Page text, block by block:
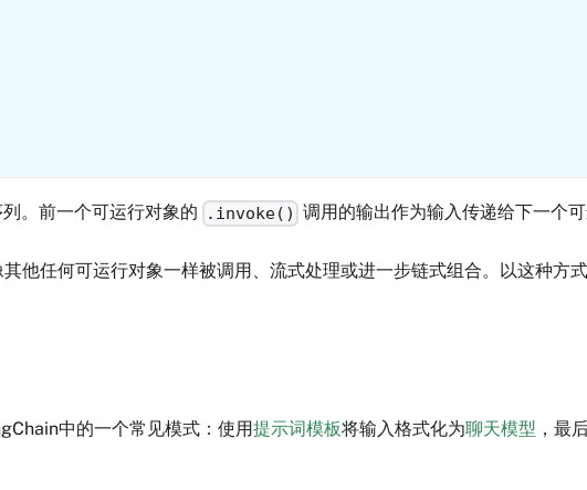
。前一个可运行对象的 .invoke() 调用的输出作为输入传递给下一个
他任何可运行对象一样被调用、流式处理或进一步链式组合。以这种
中的一个常见模式：使用提示词模板将输入格式化为聊天模型 ，最